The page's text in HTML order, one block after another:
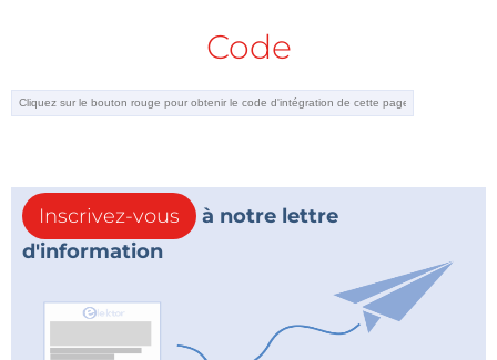
Code
Inscrivez-vous
à notre lettre
d'information